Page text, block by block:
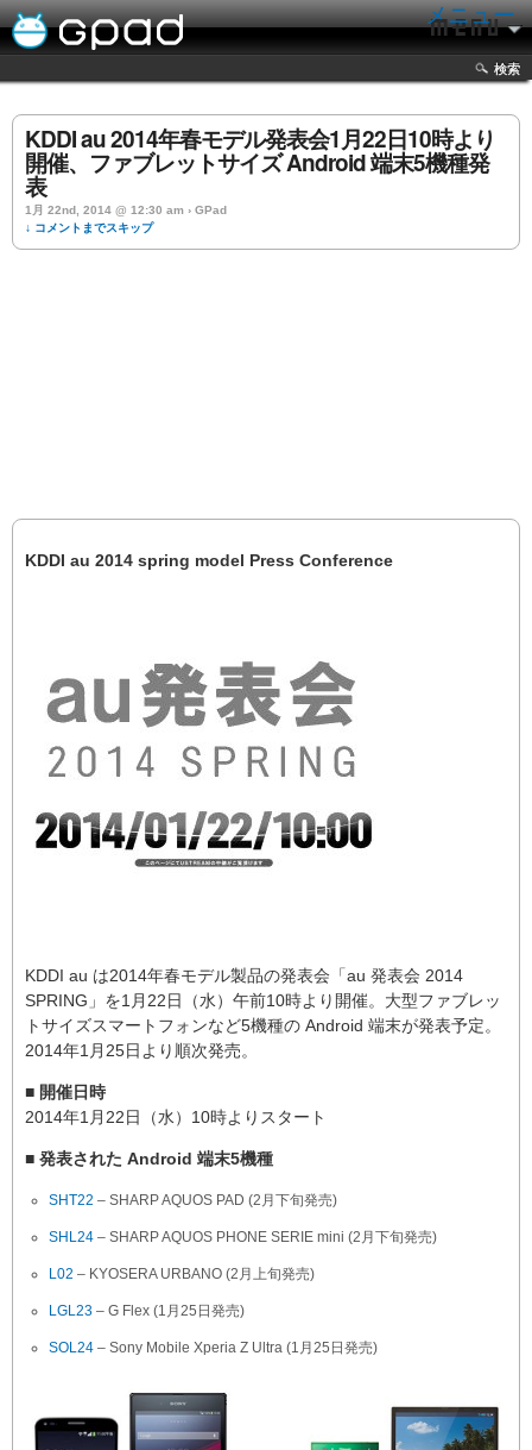
メニュー
検索
KDDI au 2014年春モデル発表会1月22日10時より
開催、ファブレットサイズ Android 端末5機種発
表
1月 22nd, 2014 @ 12:30 am › GPad
↓ コメントまでスキップ
KDDI au 2014 spring model Press Conference
KDDI au は2014年春モデル製品の発表会「au 発表会 2014
SPRING」を1月22日（水）午前10時より開催。大型ファブレッ
トサイズスマートフォンなど5機種の Android 端末が発表予定。
2014年1月25日より順次発売。
■ 開催日時
2014年1月22日（水）10時よりスタート
■ 発表された Android 端末5機種
SHT22 – SHARP AQUOS PAD (2月下旬発売)
SHL24 – SHARP AQUOS PHONE SERIE mini (2月下旬発売)
L02 – KYOSERA URBANO (2月上旬発売)
LGL23 – G Flex (1月25日発売)
SOL24 – Sony Mobile Xperia Z Ultra (1月25日発売)